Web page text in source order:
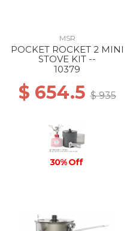
MSR
POCKET ROCKET 2 MINI
STOVE KIT --
10379
$ 654.5$ 935
30% Off